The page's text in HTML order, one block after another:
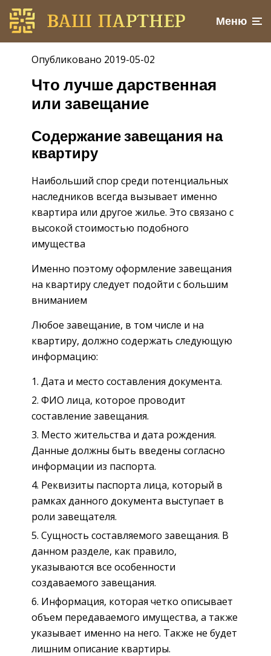
Меню
Опубликовано 2019-05-02
Что лучше дарственная
или завещание
Содержание завещания на
квартиру
Наибольший спор среди потенциальных
наследников всегда вызывает именно
квартира или другое жилье. Это связано с
высокой стоимостью подобного
имущества
Именно поэтому оформление завещания
на квартиру следует подойти с большим
вниманием
Любое завещание, в том числе и на
квартиру, должно содержать следующую
информацию:
Дата и место составления документа.
ФИО лица, которое проводит
составление завещания.
Место жительства и дата рождения.
Данные должны быть введены согласно
информации из паспорта.
Реквизиты паспорта лица, который в
рамках данного документа выступает в
роли завещателя.
Сущность составляемого завещания. В
данном разделе, как правило,
указываются все особенности
создаваемого завещания.
Информация, которая четко описывает
объем передаваемого имущества, а также
указывает именно на него. Также не будет
лишним описание квартиры.